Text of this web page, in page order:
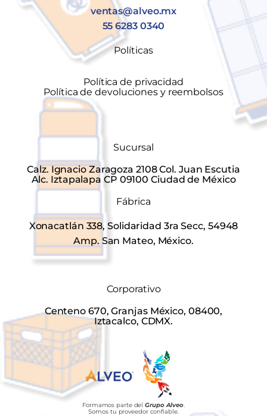
ventas@alveo.mx
55 6283 0340
Políticas
Política de privacidad
Política de devoluciones y reembolsos
Sucursal
Calz. Ignacio Zaragoza 2108 Col. Juan Escutia
Alc. Iztapalapa CP 09100 Ciudad de México
Fábrica
Xonacatlán 338, Solidaridad 3ra Secc, 54948
Amp. San Mateo, México.
Corporativo
Centeno 670, Granjas México, 08400,
Iztacalco, CDMX.
Formamos parte delGrupo Alveo.
Somos tu proveedor confiable.